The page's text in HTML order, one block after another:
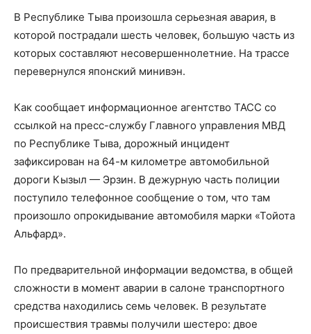
В Республике Тыва произошла серьезная авария, в
которой пострадали шесть человек, большую часть из
которых составляют несовершеннолетние. На трассе
перевернулся японский минивэн.
Как сообщает информационное агентство ТАСС со
ссылкой на пресс-службу Главного управления МВД
по Республике Тыва, дорожный инцидент
зафиксирован на 64-м километре автомобильной
дороги Кызыл — Эрзин. В дежурную часть полиции
поступило телефонное сообщение о том, что там
произошло опрокидывание автомобиля марки «Тойота
Альфард».
По предварительной информации ведомства, в общей
сложности в момент аварии в салоне транспортного
средства находились семь человек. В результате
происшествия травмы получили шестеро: двое